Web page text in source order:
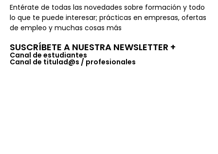
Entérate de todas las novedades sobre formación y todo
lo que te puede interesar; prácticas en empresas, ofertas
de empleo y muchas cosas más
SUSCRÍBETE A NUESTRA NEWSLETTER +​
Canal de estudiantes
Canal de titulad@s / profesionales